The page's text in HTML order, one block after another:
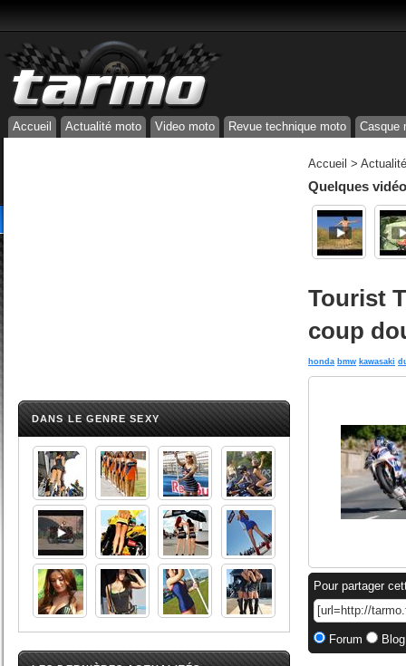
Accueil Actualité moto Video moto Revue technique moto Casque
DANS LE GENRE SEXY
Accueil >
Quelques
Tourist
coup
honda bmw kawasaki
Pour partager
Forum